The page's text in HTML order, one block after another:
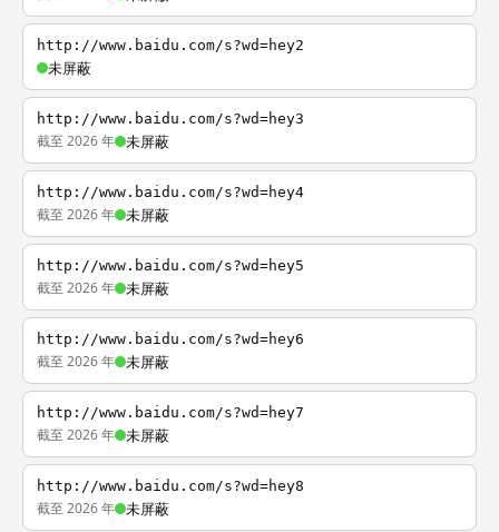
http://www.baidu.com/s?wd=hey2
未屏蔽
http://www.baidu.com/s?wd=hey3
截至 2026 年 未屏蔽
http://www.baidu.com/s?wd=hey4
截至 2026 年 未屏蔽
http://www.baidu.com/s?wd=hey5
截至 2026 年 未屏蔽
http://www.baidu.com/s?wd=hey6
截至 2026 年 未屏蔽
http://www.baidu.com/s?wd=hey7
截至 2026 年 未屏蔽
http://www.baidu.com/s?wd=hey8
截至 2026 年 未屏蔽